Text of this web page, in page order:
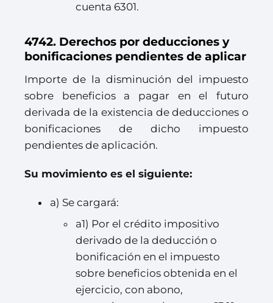
cuenta 6301.
4742. Derechos por deducciones y
bonificaciones pendientes de aplicar
Importe de la disminución del impuesto
sobre beneficios a pagar en el futuro
derivada de la existencia de deducciones o
bonificaciones de dicho impuesto
pendientes de aplicación.
Su movimiento es el siguiente:
a) Se cargará:
a1) Por el crédito impositivo
derivado de la deducción o
bonificación en el impuesto
sobre beneficios obtenida en el
ejercicio, con abono,